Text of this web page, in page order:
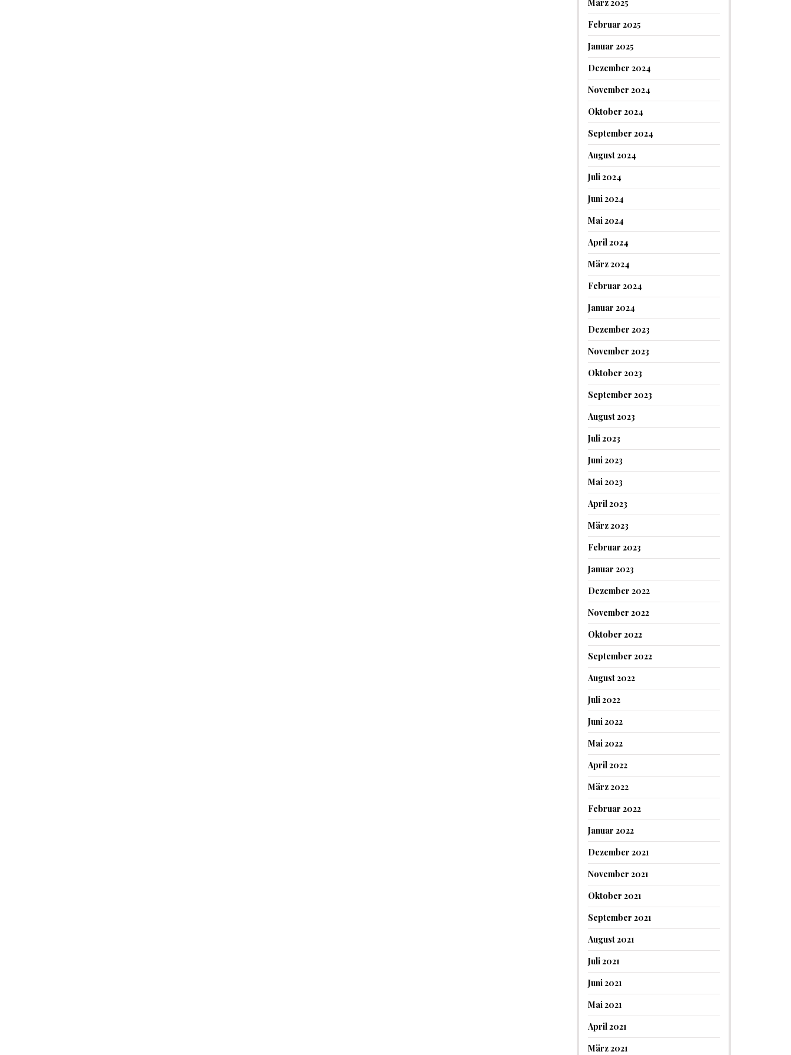
März 2025
Februar 2025
Januar 2025
Dezember 2024
November 2024
Oktober 2024
September 2024
August 2024
Juli 2024
Juni 2024
Mai 2024
April 2024
März 2024
Februar 2024
Januar 2024
Dezember 2023
November 2023
Oktober 2023
September 2023
August 2023
Juli 2023
Juni 2023
Mai 2023
April 2023
März 2023
Februar 2023
Januar 2023
Dezember 2022
November 2022
Oktober 2022
September 2022
August 2022
Juli 2022
Juni 2022
Mai 2022
April 2022
März 2022
Februar 2022
Januar 2022
Dezember 2021
November 2021
Oktober 2021
September 2021
August 2021
Juli 2021
Juni 2021
Mai 2021
April 2021
März 2021